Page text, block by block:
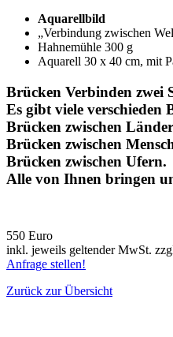
Aquarellbild
„Verbindung zwischen
Hahnemühle 300 g
Aquarell 30 x 40 cm, mit
Brücken Verbinden zwei
Es gibt viele verschieden
Brücken zwischen
Brücken zwischen
Brücken zwischen Ufern.
Alle von Ihnen bringen
550 Euro
inkl. jeweils geltender MwSt.
Anfrage stellen!
Zurück zur Übersicht